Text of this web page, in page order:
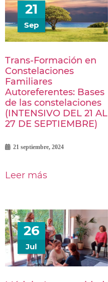
21
Sep
Trans-Formación en
Constelaciones
Familiares
Autoreferentes: Bases
de las constelaciones
(INTENSIVO DEL 21 AL
27 DE SEPTIEMBRE)
21 septiembre, 2024
Leer más
26
Jul